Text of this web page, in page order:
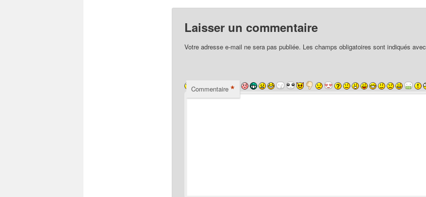
Laisser un commentaire
Votre adresse e-mail ne sera pas publiée. Les champs obligatoires sont indiqués avec
Commentaire *